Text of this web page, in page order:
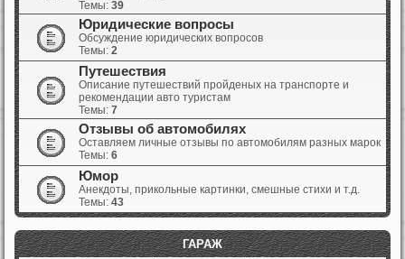
Темы: 39
Юридические вопросы
Обсуждение юридических вопросов
Темы: 2
Путешествия
Описание путешествий пройденых на транспорте и
рекомендации авто туристам
Темы: 7
Отзывы об автомобилях
Оставляем личные отзывы по автомобилям разных марок
Темы: 6
Юмор
Анекдоты, прикольные картинки, смешные стихи и т.д.
Темы: 43
ГАРАЖ